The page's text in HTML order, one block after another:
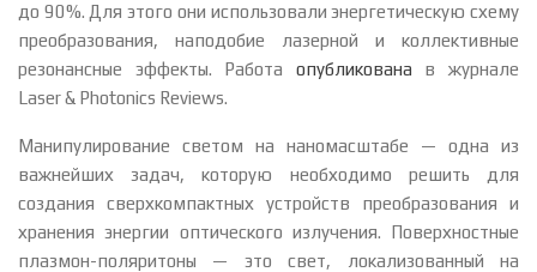
до 90%. Для этого они использовали энергетическую схему
преобразования, наподобие лазерной и коллективные
резонансные эффекты. Работа опубликована в журнале
Laser & Photonics Reviews.
Манипулирование светом на наномасштабе — одна из
важнейших задач, которую необходимо решить для
создания сверхкомпактных устройств преобразования и
хранения энергии оптического излучения. Поверхностные
плазмон-поляритоны — это свет, локализованный на